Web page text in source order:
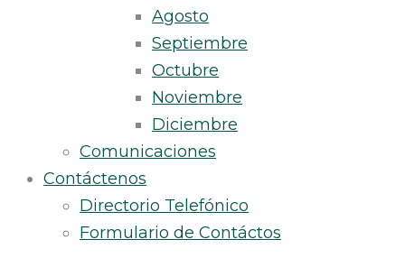
Agosto
Septiembre
Octubre
Noviembre
Diciembre
Comunicaciones
Contáctenos
Directorio Telefónico
Formulario de Contáctos